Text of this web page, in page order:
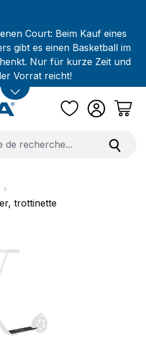
Court: Beim Kauf eines
gibt es einen Basketball im
Nur für kurze Zeit und
Vorrat reicht!
trottinette